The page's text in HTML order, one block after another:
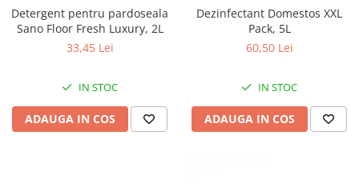
Detergent pentru pardoseala
Sano Floor Fresh Luxury, 2L
33,45 Lei
IN STOC
ADAUGA IN COS
Dezinfectant Domestos XXL
Pack, 5L
60,50 Lei
IN STOC
ADAUGA IN COS